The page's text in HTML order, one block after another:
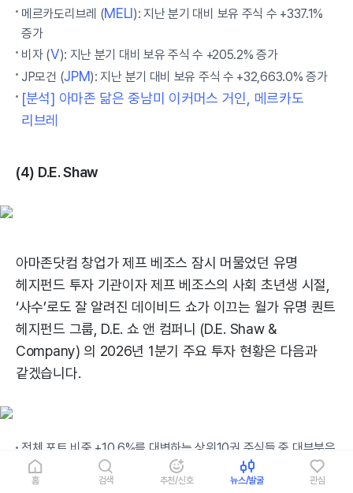
홈 검색 추천/신호 뉴스/발굴 관심
메르카도리브레 (MELI): 지난 분기 대비 보유 주식 수 +337.1%
증가
비자 (V): 지난 분기 대비 보유 주식 수 +205.2% 증가
JP모건 (JPM): 지난 분기 대비 보유 주식 수 +32,663.0% 증가
[분석] 아마존 닮은 중남미 이커머스 거인, 메르카도
리브레
(4) D.E. Shaw
아마존닷컴 창업가 제프 베조스 잠시 머물었던 유명
헤지펀드 투자 기관이자 제프 베조스의 사회 초년생 시절,
‘사수’로도 잘 알려진 데이비드 쇼가 이끄는 월가 유명 퀀트
헤지펀드 그룹, D.E. 쇼 앤 컴퍼니 (D.E. Shaw &
Company) 의 2026년 1분기 주요 투자 현황은 다음과
같겠습니다.
전체 포트 비중 +10.6%를 대변하는 상위10권 주식들 중 대부분은
IT 기술주들로 구성됩니다.
흥미로운 점은 기업 펀더멘털 실적 지표에 기반을 둔 버크셔